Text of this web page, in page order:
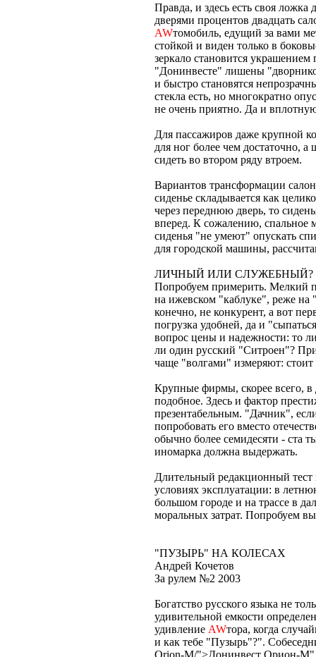
Правда, и здесь есть своя
дверями процентов двадцать
AWтомобиль, едущий за вами
стойкой и виден только в
зеркало становится украшением
"Донинвесте" лишены
и быстро становятся
стекла есть, но многократно
не очень приятно. Да и
Для пассажиров даже крупной
для ног более чем достаточно, а
сидеть во втором ряду втроем.
Вариантов трансформации
сиденье складывается как
через переднюю дверь, то
вперед. К сожалению, спальное
сиденья "не умеют" опускать
для городской машины,
ЛИЧНЫЙ ИЛИ СЛУЖЕБНЫЙ?
Попробуем примерить. Мелкий
на ижевском "каблуке", реже на
конечно, не конкурент, а вот
погрузка удобней, да и
вопрос цены и надежности: то
ли один русский "Ситроен"?
чаще "волгами" измеряют:
Крупные фирмы, скорее всего,
подобное. Здесь и фактор
презентабельным. "Дачник",
попробовать его вместо
обычно более семидесяти - ста
иномарка должна выдержать.
Длительный редакционный
условиях эксплуатации: в
большом городе и на трассе в
моральных затрат. Попробуем
"ПУЗЫРЬ" НА КОЛЕСАХ
Андрей Кочетов
За рулем №2 2003
Богатство русского языка не
удивительной емкости
удивление AWтора, когда
и как тебе "Пузырь"?".
Orion-M/">Донинвест Орион-